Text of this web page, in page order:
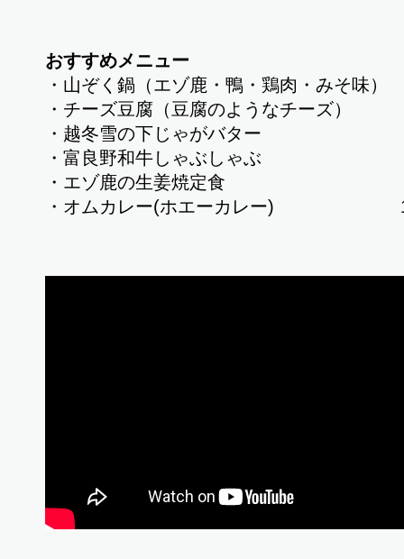
おすすめメニュー
・山ぞく鍋（エゾ鹿・鴨・鶏肉・みそ味
・チーズ豆腐（豆腐のようなチーズ
・越冬雪の下じゃがバター
・富良野和牛しゃぶしゃぶ
・エゾ鹿の生姜焼定食
・オムカレー(ホエーカレー)